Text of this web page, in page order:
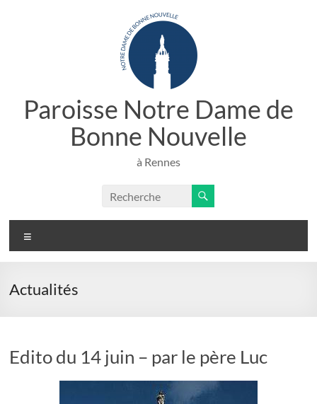
Paroisse Notre Dame de
Bonne Nouvelle
à Rennes
Actualités
Edito du 14 juin – par le père Luc